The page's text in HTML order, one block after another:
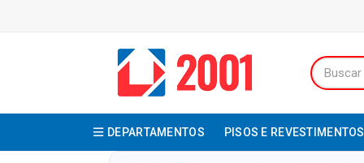
DEPARTAMENTOS PISOS E REVESTIMENTOS